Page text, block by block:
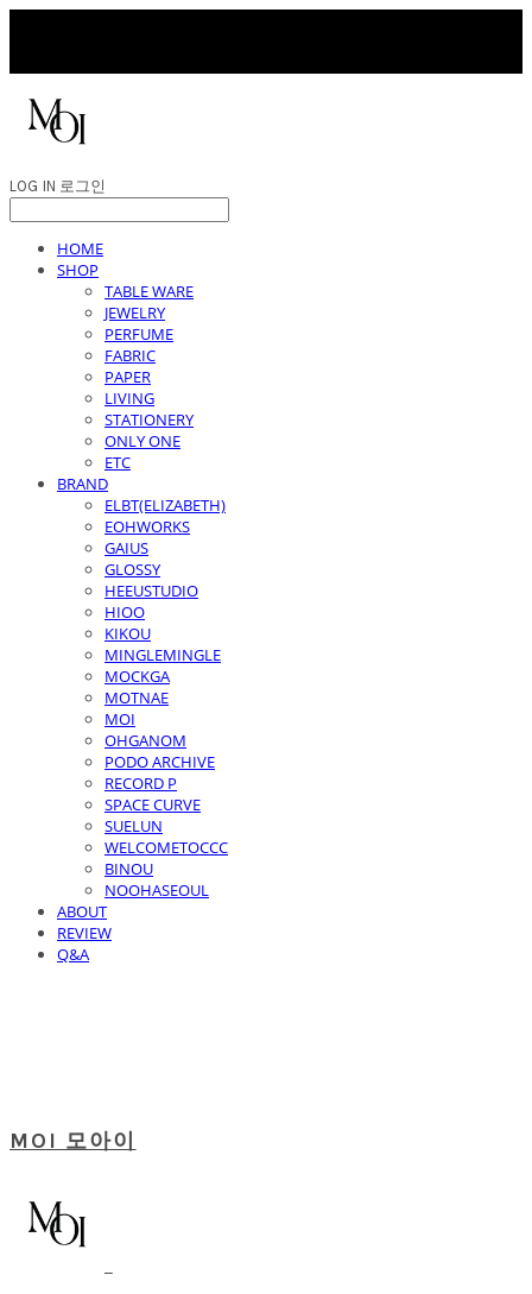
LOG IN 로그인
HOME
SHOP
TABLE WARE
JEWELRY
PERFUME
FABRIC
PAPER
LIVING
STATIONERY
ONLY ONE
ETC
BRAND
ELBT(ELIZABETH)
EOHWORKS
GAIUS
GLOSSY
HEEUSTUDIO
HIOO
KIKOU
MINGLEMINGLE
MOCKGA
MOTNAE
MOI
OHGANOM
PODO ARCHIVE
RECORD P
SPACE CURVE
SUELUN
WELCOMETOCCC
BINOU
NOOHASEOUL
ABOUT
REVIEW
Q&A
MOI 모아이